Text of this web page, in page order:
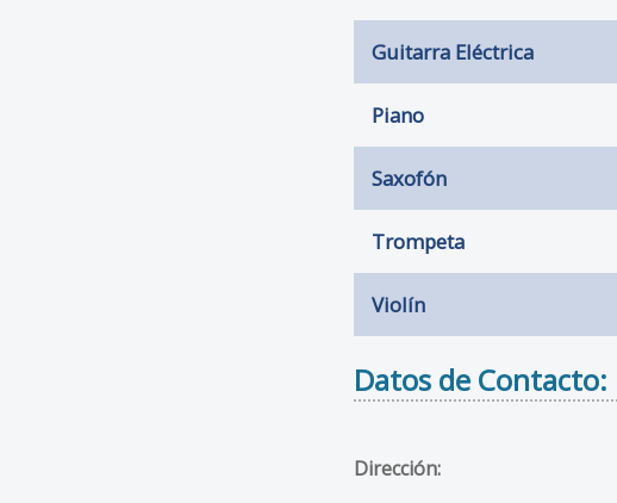
Guitarra Eléctrica
Piano
Saxofón
Trompeta
Violín
Datos de Contacto:
Dirección: